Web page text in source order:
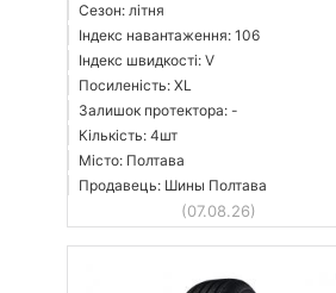
Сезон: літня
Індекс навантаження: 106
Індекс швидкості: V
Посиленість: XL
Залишок протектора: -
Кількість: 4шт
Місто: Полтава
Продавець: Шины Полтава
(07.08.26)